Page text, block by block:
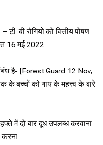
बी रोगियो को वित्तीय पोषण
16 मई 2022
संबंध है- [Forest Guard 12 Nov,
के बच्चों को गाय के महत्त्व के बारे
में दो बार दूध उपलब्ध करवाना
करना